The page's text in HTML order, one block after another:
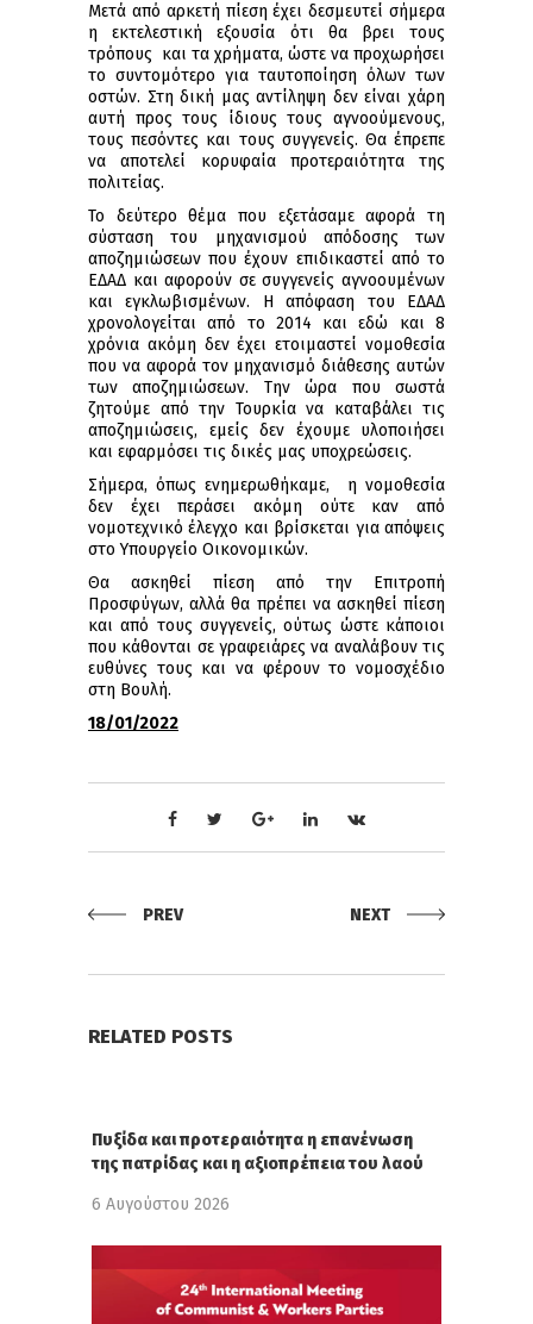
Μετά από αρκετή πίεση έχει δεσμευτεί σήμερα
η εκτελεστική εξουσία ότι θα βρει τους
τρόπους και τα χρήματα, ώστε να προχωρήσει
το συντομότερο για ταυτοποίηση όλων των
οστών. Στη δική μας αντίληψη δεν είναι χάρη
αυτή προς τους ίδιους τους αγνοούμενους,
τους πεσόντες και τους συγγενείς. Θα έπρεπε
να αποτελεί κορυφαία προτεραιότητα της
πολιτείας.
Το δεύτερο θέμα που εξετάσαμε αφορά τη
σύσταση του μηχανισμού απόδοσης των
αποζημιώσεων που έχουν επιδικαστεί από το
ΕΔΑΔ και αφορούν σε συγγενείς αγνοουμένων
και εγκλωβισμένων. Η απόφαση του ΕΔΑΔ
χρονολογείται από το 2014 και εδώ και 8
χρόνια ακόμη δεν έχει ετοιμαστεί νομοθεσία
που να αφορά τον μηχανισμό διάθεσης αυτών
των αποζημιώσεων. Την ώρα που σωστά
ζητούμε από την Τουρκία να καταβάλει τις
αποζημιώσεις, εμείς δεν έχουμε υλοποιήσει
και εφαρμόσει τις δικές μας υποχρεώσεις.
Σήμερα, όπως ενημερωθήκαμε, η νομοθεσία
δεν έχει περάσει ακόμη ούτε καν από
νομοτεχνικό έλεγχο και βρίσκεται για απόψεις
στο Υπουργείο Οικονομικών.
Θα ασκηθεί πίεση από την Επιτροπή
Προσφύγων, αλλά θα πρέπει να ασκηθεί πίεση
και από τους συγγενείς, ούτως ώστε κάποιοι
που κάθονται σε γραφειάρες να αναλάβουν τις
ευθύνες τους και να φέρουν το νομοσχέδιο
στη Βουλή.
18/01/2022
PREV NEXT
RELATED POSTS
Πυξίδα και προτεραιότητα η επανένωση
της πατρίδας και η αξιοπρέπεια του λαού
6 Αυγούστου 2026